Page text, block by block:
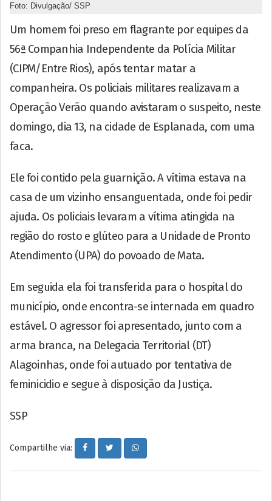
Foto: Divulgação/ SSP
Um homem foi preso em flagrante por equipes da
56ª Companhia Independente da Polícia Militar
(CIPM/Entre Rios), após tentar matar a
companheira. Os policiais militares realizavam a
Operação Verão quando avistaram o suspeito, neste
domingo, dia 13, na cidade de Esplanada, com uma
faca.
Ele foi contido pela guarnição. A vítima estava na
casa de um vizinho ensanguentada, onde foi pedir
ajuda. Os policiais levaram a vítima atingida na
região do rosto e glúteo para a Unidade de Pronto
Atendimento (UPA) do povoado de Mata.
Em seguida ela foi transferida para o hospital do
município, onde encontra-se internada em quadro
estável. O agressor foi apresentado, junto com a
arma branca, na Delegacia Territorial (DT)
Alagoinhas, onde foi autuado por tentativa de
feminicidio e segue à disposição da Justiça.
SSP
Compartilhe via: